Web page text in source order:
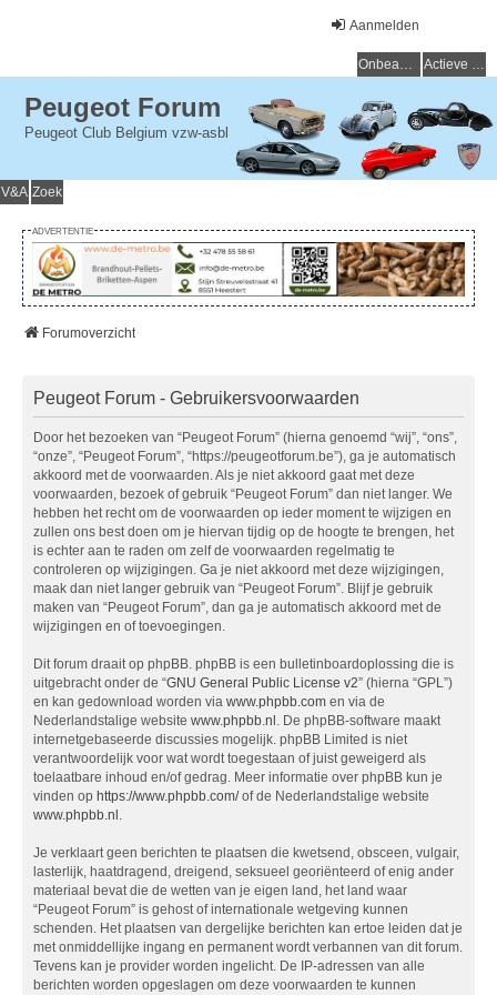
Aanmelden
Onbeantwoorde onderwerpen Actieve onderwerpen
Peugeot Forum
Peugeot Club Belgium vzw-asbl
V&A Zoek
ADVERTENTIE
Forumoverzicht
Peugeot Forum - Gebruikersvoorwaarden
Door het bezoeken van “Peugeot Forum” (hierna genoemd “wij”, “ons”,
“onze”, “Peugeot Forum”, “https://peugeotforum.be”), ga je automatisch
akkoord met de voorwaarden. Als je niet akkoord gaat met deze
voorwaarden, bezoek of gebruik “Peugeot Forum” dan niet langer. We
hebben het recht om de voorwaarden op ieder moment te wijzigen en
zullen ons best doen om je hiervan tijdig op de hoogte te brengen, het
is echter aan te raden om zelf de voorwaarden regelmatig te
controleren op wijzigingen. Ga je niet akkoord met deze wijzigingen,
maak dan niet langer gebruik van “Peugeot Forum”. Blijf je gebruik
maken van “Peugeot Forum”, dan ga je automatisch akkoord met de
wijzigingen en of toevoegingen.
Dit forum draait op phpBB. phpBB is een bulletinboardoplossing die is
uitgebracht onder de “GNU General Public License v2” (hierna “GPL”)
en kan gedownload worden via www.phpbb.com en via de
Nederlandstalige website www.phpbb.nl . De phpBB-software maakt
internetgebaseerde discussies mogelijk. phpBB Limited is niet
verantwoordelijk voor wat wordt toegestaan of juist geweigerd als
toelaatbare inhoud en/of gedrag. Meer informatie over phpBB kun je
vinden op https://www.phpbb.com/of de Nederlandstalige website
www.phpbb.nl
Je verklaart geen berichten te plaatsen die kwetsend, obsceen, vulgair,
lasterlijk, haatdragend, dreigend, seksueel georiënteerd of enig ander
materiaal bevat die de wetten van je eigen land, het land waar
“Peugeot Forum” is gehost of internationale wetgeving kunnen
schenden. Het plaatsen van dergelijke berichten kan ertoe leiden dat je
met onmiddellijke ingang en permanent wordt verbannen van dit forum.
Tevens kan je provider worden ingelicht. De IP-adressen van alle
berichten worden opgeslagen om deze voorwaarden te kunnen